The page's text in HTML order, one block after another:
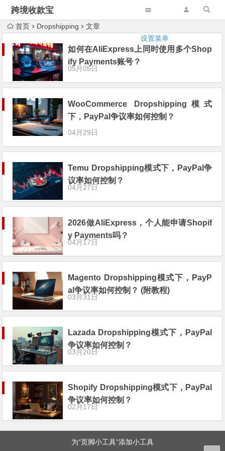
跨境收款宝
设置菜单
首页 Dropshipping 文章
如何在AliExpress上同时使用多个Shop
ify Payments账号？
05月05日
WooCommerce Dropshipping模式
下，PayPal争议率如何控制？
04月29日
Temu Dropshipping模式下，PayPal争
议率如何控制？
04月27日
2026做AliExpress，个人能申请Shopif
y Payments吗？
04月17日
Magento Dropshipping模式下，PayP
al争议率如何控制？ (附教程)
03月31日
Lazada Dropshipping模式下，PayPal
争议率如何控制？
03月20日
Shopify Dropshipping模式下，PayPal
争议率如何控制？
02月17日
为“页脚小工具”添加小工具